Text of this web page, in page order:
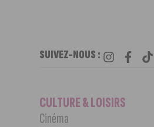
SUIVEZ-NOUS :
CULTURE & LOISIRS
Cinéma